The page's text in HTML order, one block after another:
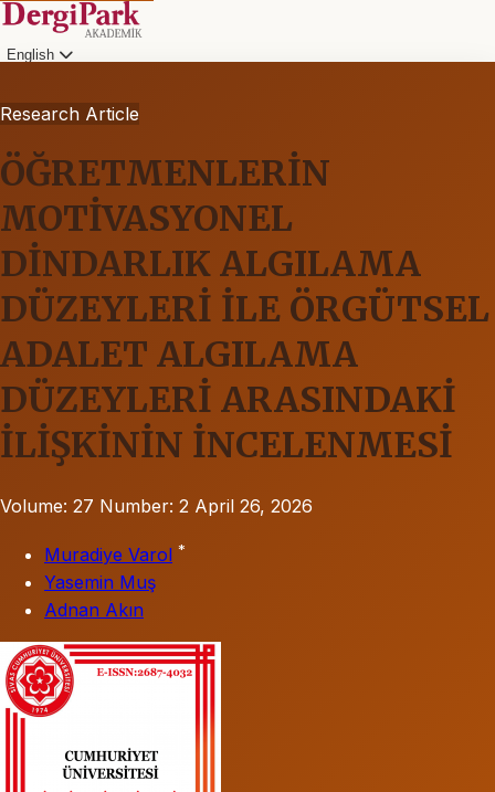
English
Research Article
ÖĞRETMENLERİN
MOTİVASYONEL
DİNDARLIK ALGILAMA
DÜZEYLERİ İLE ÖRGÜTSEL
ADALET ALGILAMA
DÜZEYLERİ ARASINDAKİ
İLİŞKİNİN İNCELENMESİ
Volume: 27 Number: 2 April 26, 2026
Muradiye Varol *
Yasemin Muş
Adnan Akın